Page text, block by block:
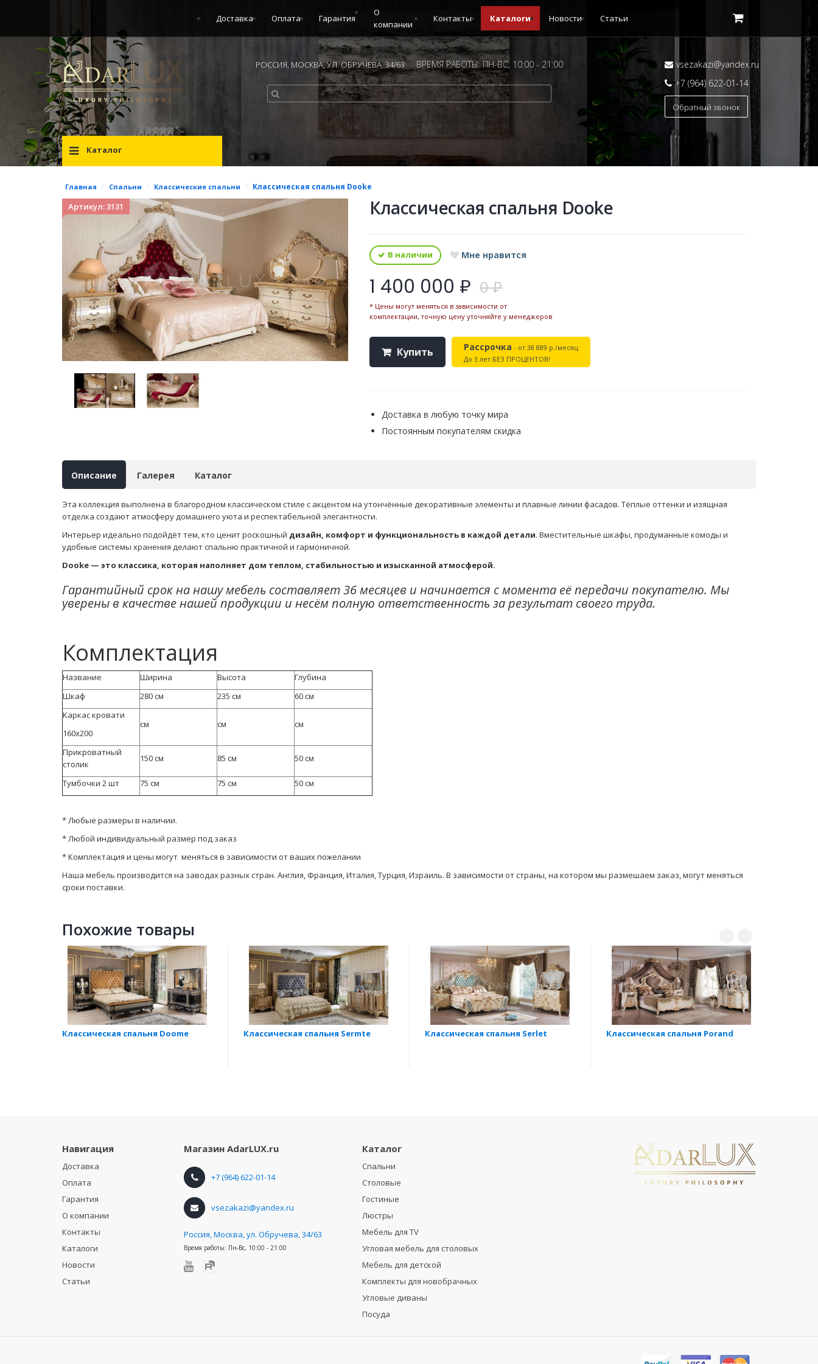
Доставка Оплата Гарантия
О
компании
Контакты Каталоги Новости Статьи
РОССИЯ, МОСКВА, УЛ. ОБРУЧЕВА, 34/63 ВРЕМЯ РАБОТЫ: ПН-ВС, 10:00 - 21:00
vsezakazi@yandex.ru
+7 (964) 622-01-14
Обратный звонок
Каталог
Главная / Спальни / Классические спальни / Классическая спальня Dooke
Артикул: 3131 Классическая спальня Dooke
В наличии Мне нравится
1 400 000 ₽ 0 ₽
* Цены могут меняться в зависимости от
комплектации, точную цену уточняйте у менеджеров
Купить Рассрочка - от 38 889 р./месяц
До 3 лет БЕЗ ПРОЦЕНТОВ!
Доставка в любую точку мира
Постоянным покупателям скидка
Описание Галерея Каталог
Эта коллекция выполнена в благородном классическом стиле с акцентом на утончённые декоративные элементы и плавные линии фасадов. Тёплые оттенки и изящная
отделка создают атмосферу домашнего уюта и респектабельной элегантности.
Интерьер идеально подойдёт тем, кто ценит роскошный дизайн, комфорт и функциональность в каждой детали. Вместительные шкафы, продуманные комоды и
удобные системы хранения делают спальню практичной и гармоничной.
Dooke — это классика, которая наполняет дом теплом, стабильностью и изысканной атмосферой.
Гарантийный срок на нашу мебель составляет 36 месяцев и начинается с момента её передачи покупателю. Мы
уверены в качестве нашей продукции и несём полную ответственность за результат своего труда.
Комплектация
Название Ширина Высота
Глубина
Шкаф
280 см 235 см
60 см
Каркас кровати
160х200
см см см
Прикроватный
столик
150 см 85 см 50 см
Тумбочки 2 шт 75 см 75 см 50 см
* Любые размеры в наличии.
* Любой индивидуальный размер под заказ
* Комплектация и цены могут меняться в зависимости от ваших пожелании
Наша мебель производится на заводах разных стран. Англия, Франция, Италия, Турция, Израиль. В зависимости от страны, на котором мы размешаем заказ, могут мeняться
сроки поставки.
Похожие товары
Классическая спальня Doome Классическая спальня Sermte Классическая спальня Serlet Классическая спальня Porand
Навигация
Доставка
Оплата
Гарантия
О компании
Контакты
Каталоги
Новости
Статьи
Магазин AdarLUX.ru
+7 (964) 622-01-14
vsezakazi@yandex.ru
Россия Москва, ул. Обручева, 34/63
Время работы: Пн-Вс, 10:00 - 21:00
Каталог
Спальни
Столовые
Гостиные
Люстры
Мебель для TV
Угловая мебель для столовых
Мебель для детской
Комплекты для новобрачных
Угловые диваны
Посуда